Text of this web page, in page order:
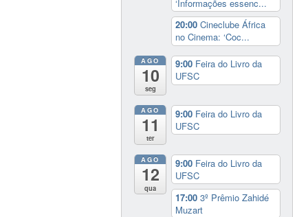
‘Informações essenc...
20:00Cineclube África
no Cinema: ‘Coc...
AGO
10
seg
9:00 Feira do Livro da
UFSC
AGO
11
ter
9:00 Feira do Livro da
UFSC
AGO
12
qua
9:00 Feira do Livro da
UFSC
17:003º Prêmio Zahidé
Muzart